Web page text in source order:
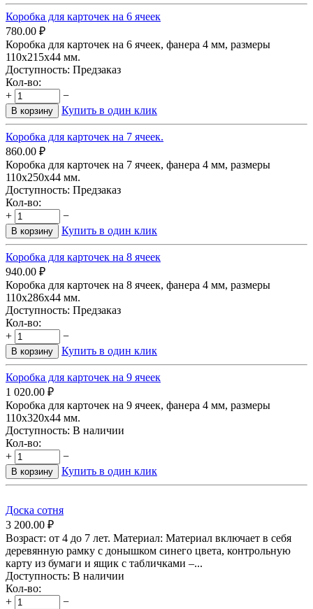
​Коробка для карточек на 6 ячеек
780.00 ₽
Коробка для карточек на 6 ячеек, фанера 4 мм, размеры
110х215х44 мм.
Доступность: Предзаказ
Кол-во:
+
−
В корзину Купить в один клик
​Коробка для карточек на 7 ячеек.
860.00 ₽
Коробка для карточек на 7 ячеек, фанера 4 мм, размеры
110х250х44 мм.
Доступность: Предзаказ
Кол-во:
+
−
В корзину Купить в один клик
Коробка для карточек на 8 ячеек
940.00 ₽
Коробка для карточек на 8 ячеек, фанера 4 мм, размеры
110х286х44 мм.
Доступность: Предзаказ
Кол-во:
+
−
В корзину Купить в один клик
Коробка для карточек на 9 ячеек
1 020.00 ₽
Коробка для карточек на 9 ячеек, фанера 4 мм, размеры
110х320х44 мм.
Доступность: В наличии
Кол-во:
+
−
В корзину Купить в один клик
Доска сотня
3 200.00 ₽
Возраст: от 4 до 7 лет. Материал: Материал включает в себя
деревянную рамку с донышком синего цвета, контрольную
карту из бумаги и ящик с табличками –...
Доступность: В наличии
Кол-во:
+
−